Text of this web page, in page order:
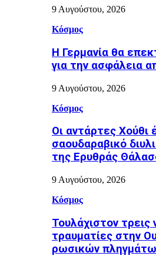
9 Αυγούστου, 2026
Κόσμος
Η Γερμανία θα
για την ασφάλεια
9 Αυγούστου, 2026
Κόσμος
Οι αντάρτες Χούθι
σαουδαραβικό
της Ερυθράς
9 Αυγούστου, 2026
Κόσμος
Τουλάχιστον τρεις
τραυματίες στην
ρωσικών